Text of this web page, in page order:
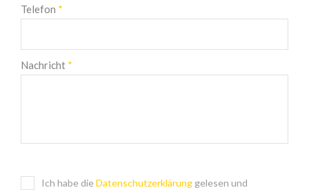
Telefon *
Nachricht *
Ich habe die Datenschutzerklärung gelesen und